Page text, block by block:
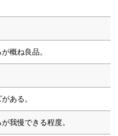
概ね良品。
ある。
我慢できる程度。